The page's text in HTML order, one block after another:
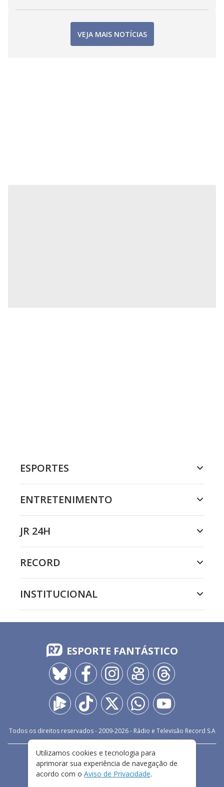
VEJA MAIS NOTÍCIAS
ESPORTES
ENTRETENIMENTO
JR 24H
RECORD
INSTITUCIONAL
ESPORTE FANTÁSTICO
Todos os direitos reservados - 2009-2026- Rádio e Televisão Record S.A
FALE CONOSCO
PRIVACIDADE
TERMOS E CONDIÇÕES DE USO
Utilizamos cookies e tecnologia para
aprimorar sua experiência de navegação de
acordo com o Aviso de Privacidade.